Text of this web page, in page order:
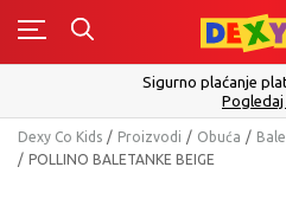
Sigurno plaćanje
Pogledaj
Dexy Co Kids Proizvodi Obuća
POLLINO BALETANKE BEIGE